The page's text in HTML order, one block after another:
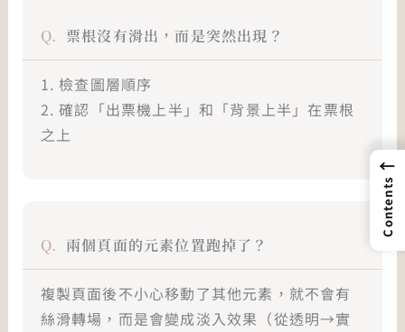
票根沒有滑出，而是突然出現？
1. 檢查圖層順序
2. 確認「出票機上半」和「背景上半」在票根
之上
兩個頁面的元素位置跑掉了？
複製頁面後不小心移動了其他元素，就不會有
絲滑轉場，而是會變成淡入效果（從透明→實
←
Contents